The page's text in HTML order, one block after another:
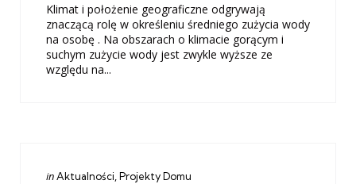
Klimat i położenie geograficzne odgrywają
znaczącą rolę w określeniu średniego zużycia wody
na osobę . Na obszarach o klimacie gorącym i
suchym zużycie wody jest zwykle wyższe ze
względu na...
Categories
Posted
inAktualności Projekty Domu